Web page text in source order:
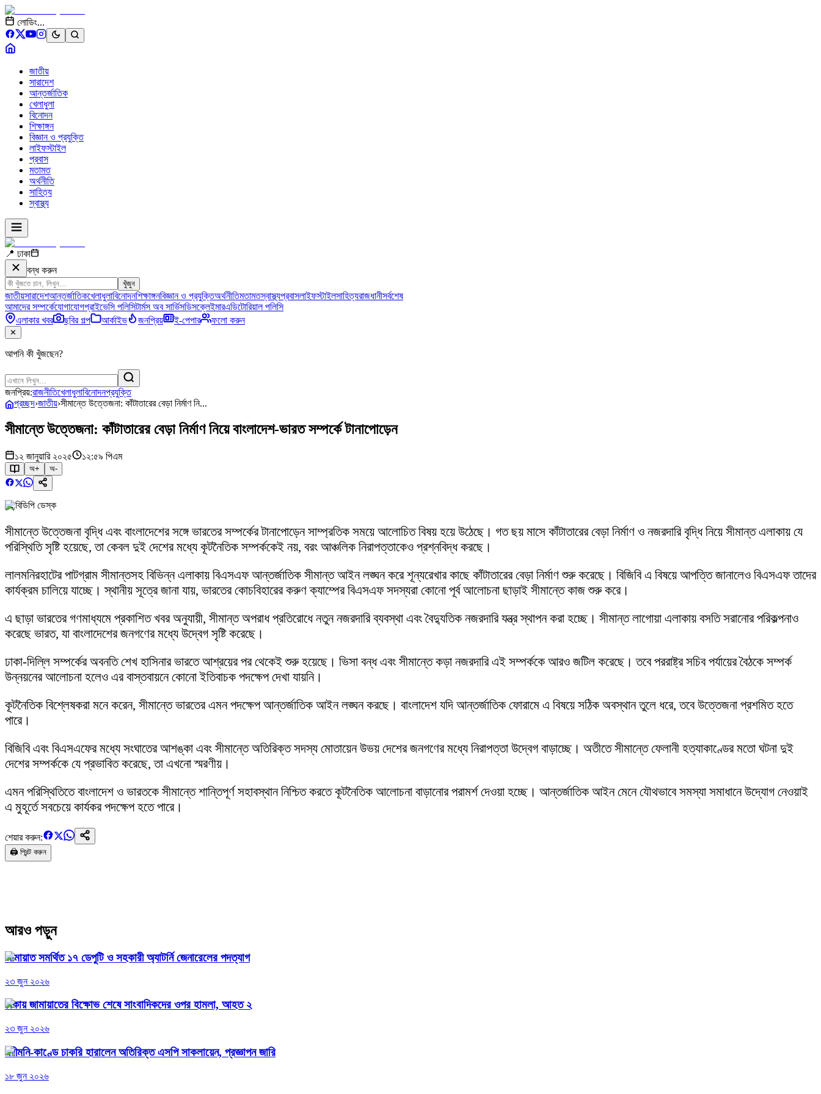
লোডিং...
জাতীয়
সারাদেশ
আন্তর্জাতিক
খেলাধুলা
বিনোদন
শিক্ষাঙ্গন
বিজ্ঞান ও প্রযুক্তি
লাইফস্টাইল
প্রবাস
মতামত
অর্থনীতি
সাহিত্য
স্বাস্থ্য
📍 ঢাকা
বন্ধ করুন
খুঁজুন
জাতীয়সারাদেশআন্তর্জাতিকখেলাধুলাবিনোদনশিক্ষাঙ্গনবিজ্ঞান ও প্রযুক্তিঅর্থনীতিমতামতস্বাস্থ্যপ্রবাসলাইফস্টাইলসাহিত্যরাজধানীসর্বশেষ
আমাদের সম্পর্কেযোগাযোগপ্রাইভেসি পলিসিটার্মস অব সার্ভিসডিসক্লেইমারএডিটোরিয়াল পলিসি
এলাকার খবর
ছবির গল্প আর্কাইভ জনপ্রিয় ই-পেপার ফলো করুন
✕
আপনি কী খুঁজছেন?
জনপ্রিয়:রাজনীতিখেলাধুলাবিনোদনপ্রযুক্তি
প্রচ্ছদ›জাতীয়›সীমান্তে উত্তেজনা: কাঁটাতারের বেড়া নির্মাণ নি...
সীমান্তে উত্তেজনা: কাঁটাতারের বেড়া নির্মাণ নিয়ে বাংলাদেশ-ভারত সম্পর্কে টানাপোড়েন
১২ জানুয়ারি ২০২৫ ১২:৫৯ পিএম
অ+ অ-
বিডিপি ডেস্ক
সীমান্তে উত্তেজনা বৃদ্ধি এবং বাংলাদেশের সঙ্গে ভারতের সম্পর্কের টানাপোড়েন সাম্প্রতিক সময়ে আলোচিত বিষয় হয়ে উঠেছে। গত ছয় মাসে কাঁটাতারের বেড়া নির্মাণ ও নজরদারি বৃদ্ধি নিয়ে সীমান্ত এলাকায় যে
পরিস্থিতি সৃষ্টি হয়েছে, তা কেবল দুই দেশের মধ্যে কূটনৈতিক সম্পর্ককেই নয়, বরং আঞ্চলিক নিরাপত্তাকেও প্রশ্নবিদ্ধ করছে।
লালমনিরহাটের পাটগ্রাম সীমান্তসহ বিভিন্ন এলাকায় বিএসএফ আন্তর্জাতিক সীমান্ত আইন লঙ্ঘন করে শূন্যরেখার কাছে কাঁটাতারের বেড়া নির্মাণ শুরু করেছে। বিজিবি এ বিষয়ে আপত্তি জানালেও বিএসএফ তাদের
কার্যক্রম চালিয়ে যাচ্ছে। স্থানীয় সূত্রে জানা যায়, ভারতের কোচবিহারের করুণ ক্যাম্পের বিএসএফ সদস্যরা কোনো পূর্ব আলোচনা ছাড়াই সীমান্তে কাজ শুরু করে।
এ ছাড়া ভারতের গণমাধ্যমে প্রকাশিত খবর অনুযায়ী, সীমান্ত অপরাধ প্রতিরোধে নতুন নজরদারি ব্যবস্থা এবং বৈদ্যুতিক নজরদারি যন্ত্র স্থাপন করা হচ্ছে। সীমান্ত লাগোয়া এলাকায় বসতি সরানোর পরিকল্পনাও
করেছে ভারত, যা বাংলাদেশের জনগণের মধ্যে উদ্বেগ সৃষ্টি করেছে।
ঢাকা-দিল্লি সম্পর্কের অবনতি শেখ হাসিনার ভারতে আশ্রয়ের পর থেকেই শুরু হয়েছে। ভিসা বন্ধ এবং সীমান্তে কড়া নজরদারি এই সম্পর্ককে আরও জটিল করেছে। তবে পররাষ্ট্র সচিব পর্যায়ের বৈঠকে সম্পর্ক
উন্নয়নের আলোচনা হলেও এর বাস্তবায়নে কোনো ইতিবাচক পদক্ষেপ দেখা যায়নি।
কূটনৈতিক বিশ্লেষকরা মনে করেন, সীমান্তে ভারতের এমন পদক্ষেপ আন্তর্জাতিক আইন লঙ্ঘন করছে। বাংলাদেশ যদি আন্তর্জাতিক ফোরামে এ বিষয়ে সঠিক অবস্থান তুলে ধরে, তবে উত্তেজনা প্রশমিত হতে
পারে।
বিজিবি এবং বিএসএফের মধ্যে সংঘাতের আশঙ্কা এবং সীমান্তে অতিরিক্ত সদস্য মোতায়েন উভয় দেশের জনগণের মধ্যে নিরাপত্তা উদ্বেগ বাড়াচ্ছে। অতীতে সীমান্তে ফেলানী হত্যাকাণ্ডের মতো ঘটনা দুই
দেশের সম্পর্ককে যে প্রভাবিত করেছে, তা এখনো স্মরণীয়।
এমন পরিস্থিতিতে বাংলাদেশ ও ভারতকে সীমান্তে শান্তিপূর্ণ সহাবস্থান নিশ্চিত করতে কূটনৈতিক আলোচনা বাড়ানোর পরামর্শ দেওয়া হচ্ছে। আন্তর্জাতিক আইন মেনে যৌথভাবে সমস্যা সমাধানে উদ্যোগ নেওয়াই
এ মুহূর্তে সবচেয়ে কার্যকর পদক্ষেপ হতে পারে।
শেয়ার করুন:
🖨️ প্রিন্ট করুন
আরও পড়ুন
জামায়াত সমর্থিত ১৭ ডেপুটি ও সহকারী অ্যাটর্নি জেনারেলের পদত্যাগ
২৩ জুন ২০২৬
ঢাকায় জামায়াতের বিক্ষোভ শেষে সাংবাদিকদের ওপর হামলা, আহত ২
২৩ জুন ২০২৬
পরীমনি-কাণ্ডে চাকরি হারালেন অতিরিক্ত এসপি সাকলায়েন, প্রজ্ঞাপন জারি
১৮ জুন ২০২৬